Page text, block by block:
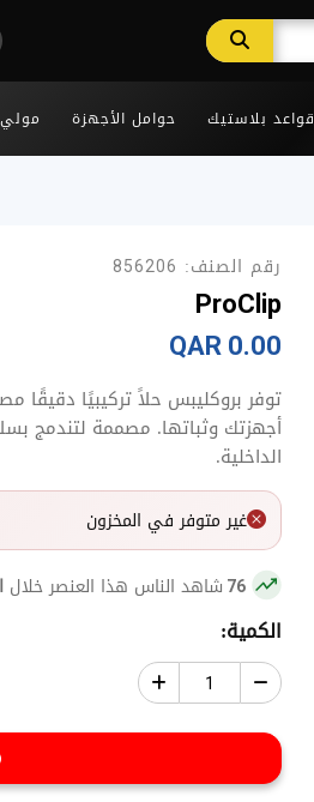
قواعد بلاستيك حوامل الأجهزة مولي
رقم الصنف: 856206
ProClip
0.00 QAR
توفر بروكليبس حلاً تركيبيًا
أجهزتك وثباتها. مصممة لتندمج
الداخلية.
غير متوفر في المخزون
76 شاهد الناس هذا العنصر خلال
الكمية: